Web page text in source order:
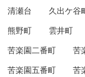
清瀬台
久出ケ谷
熊野町
雲井町
苦楽園二番町
苦
苦楽園五番町
苦